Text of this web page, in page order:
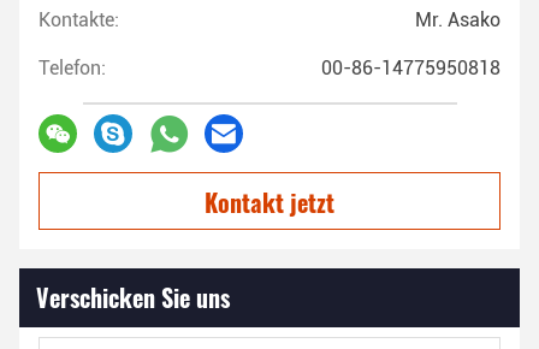
Kontakte: Mr. Asako
Telefon: 00-86-14775950818
Kontakt jetzt
Verschicken Sie uns